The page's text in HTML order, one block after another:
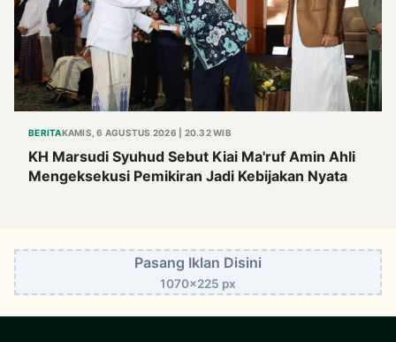
BERITAKAMIS, 6 AGUSTUS 2026 | 20.32 WIB
KH Marsudi Syuhud Sebut Kiai Ma'ruf Amin Ahli
Mengeksekusi Pemikiran Jadi Kebijakan Nyata
Pasang Iklan Disini
1070x225 px